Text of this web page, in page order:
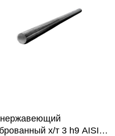
нержавеющий
х/т 3 h9 AISI